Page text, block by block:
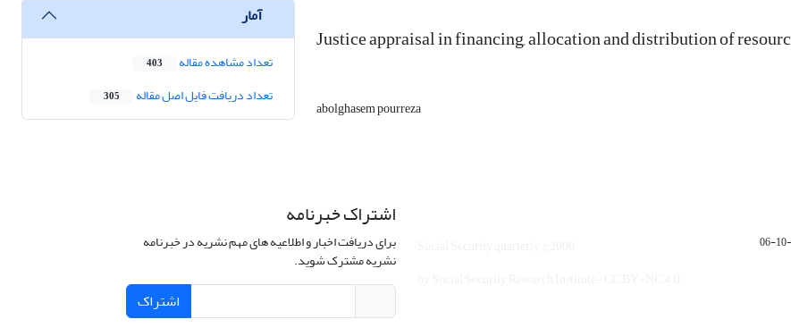
Justice appraisal in financing, allocation and distribution of
abolghasem pourreza
آمار
تعداد مشاهده مقاله 403
تعداد دریافت فایل اصل مقاله 305
اشتراک خبرنامه
برای دریافت اخبار و اطلاعیه های مهم نشریه در خبرنامه
نشریه مشترک شوید.
اشتراک